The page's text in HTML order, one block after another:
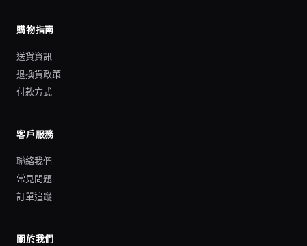
購物指南
送貨資訊
退換貨政策
付款方式
客戶服務
聯絡我們
常見問題
訂單追蹤
關於我們